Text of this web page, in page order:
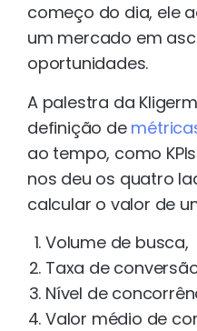
começo do dia, ele
um mercado em
oportunidades.
A palestra da
definição de
ao tempo, como
nos deu os quatro
calcular o valor de
Volume de busca,
Taxa de
Nível de
Valor médio de